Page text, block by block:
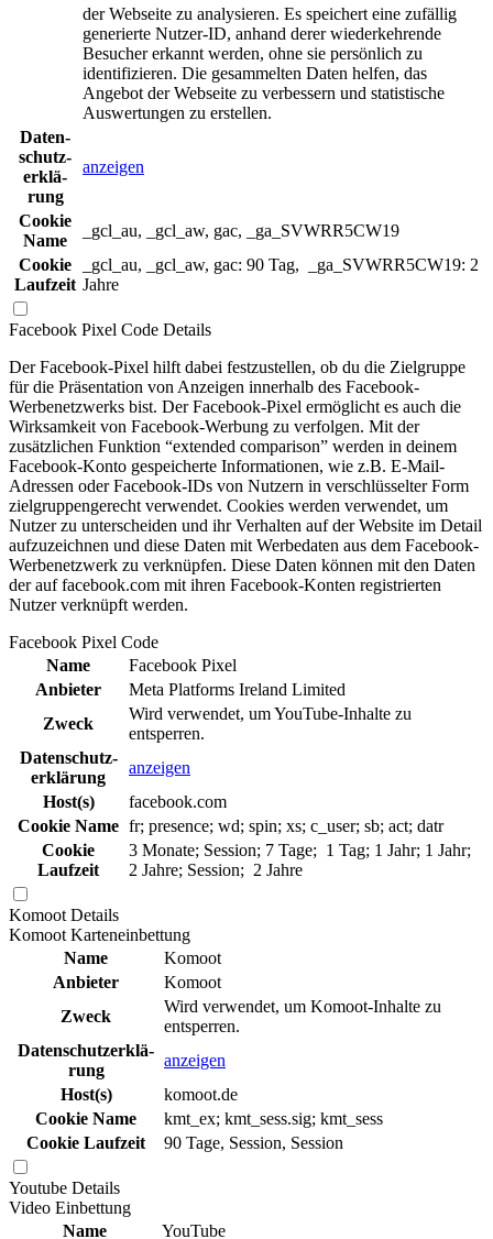
der Webseite zu analysieren. Es speichert eine zufällig
generierte Nutzer-ID, anhand derer wiederkehrende
Besucher erkannt werden, ohne sie persönlich zu
identifizieren. Die gesammelten Daten helfen, das
Angebot der Webseite zu verbessern und statistische
Auswertungen zu erstellen.
Daten­
schutz­
erklä­
rung
anzeigen
Cookie
Name
_gcl_au, _gcl_aw, gac, _ga_SVWRR5CW19
Cookie
Laufzeit
_gcl_au, _gcl_aw, gac: 90 Tag, _ga_SVWRR5CW19: 2
Jahre
Facebook Pixel Code Details
Der Facebook-Pixel hilft dabei festzustellen, ob du die Zielgruppe
für die Präsentation von Anzeigen innerhalb des Facebook-
Werbenetzwerks bist. Der Facebook-Pixel ermöglicht es auch die
Wirksamkeit von Facebook-Werbung zu verfolgen. Mit der
zusätzlichen Funktion “extended comparison” werden in deinem
Facebook-Konto gespeicherte Informationen, wie z.B. E-Mail-
Adressen oder Facebook-IDs von Nutzern in verschlüsselter Form
zielgruppengerecht verwendet. Cookies werden verwendet, um
Nutzer zu unterscheiden und ihr Verhalten auf der Website im Detail
aufzuzeichnen und diese Daten mit Werbedaten aus dem Facebook-
Werbenetzwerk zu verknüpfen. Diese Daten können mit den Daten
der auf facebook.com mit ihren Facebook-Konten registrierten
Nutzer verknüpft werden.
Facebook Pixel Code
Name
Facebook Pixel
Anbieter
Meta Platforms Ireland Limited
Zweck
Wird verwendet, um YouTube-Inhalte zu
entsperren.
Daten­schutz­
erklä­rung
anzeigen
Host(s)
facebook.com
Cookie Name fr; presence; wd; spin; xs; c_user; sb; act; datr
Cookie
Laufzeit
3 Monate; Session; 7 Tage; 1 Tag; 1 Jahr; 1 Jahr;
2 Jahre; Session; 2 Jahre
Komoot Details
Komoot Karteneinbettung
Name
Komoot
Anbieter
Komoot
Zweck
Wird verwendet, um Komoot-Inhalte zu
entsperren.
Daten­schutz­erklä­
rung
anzeigen
Host(s)
komoot.de
Cookie Name
kmt_ex; kmt_sess.sig; kmt_sess
Cookie Laufzeit
90 Tage, Session, Session
Youtube Details
Video Einbettung
Name
YouTube